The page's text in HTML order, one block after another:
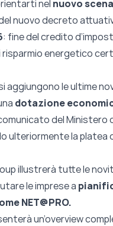
nel nuovo
nuovo decreto
: fine del credito
risparmio energetico
aggiungono le ultime
dotazione
del Ministero
ulteriormente la platea
illustrerà tutte le
le imprese a
NET@PRO.
un’overview